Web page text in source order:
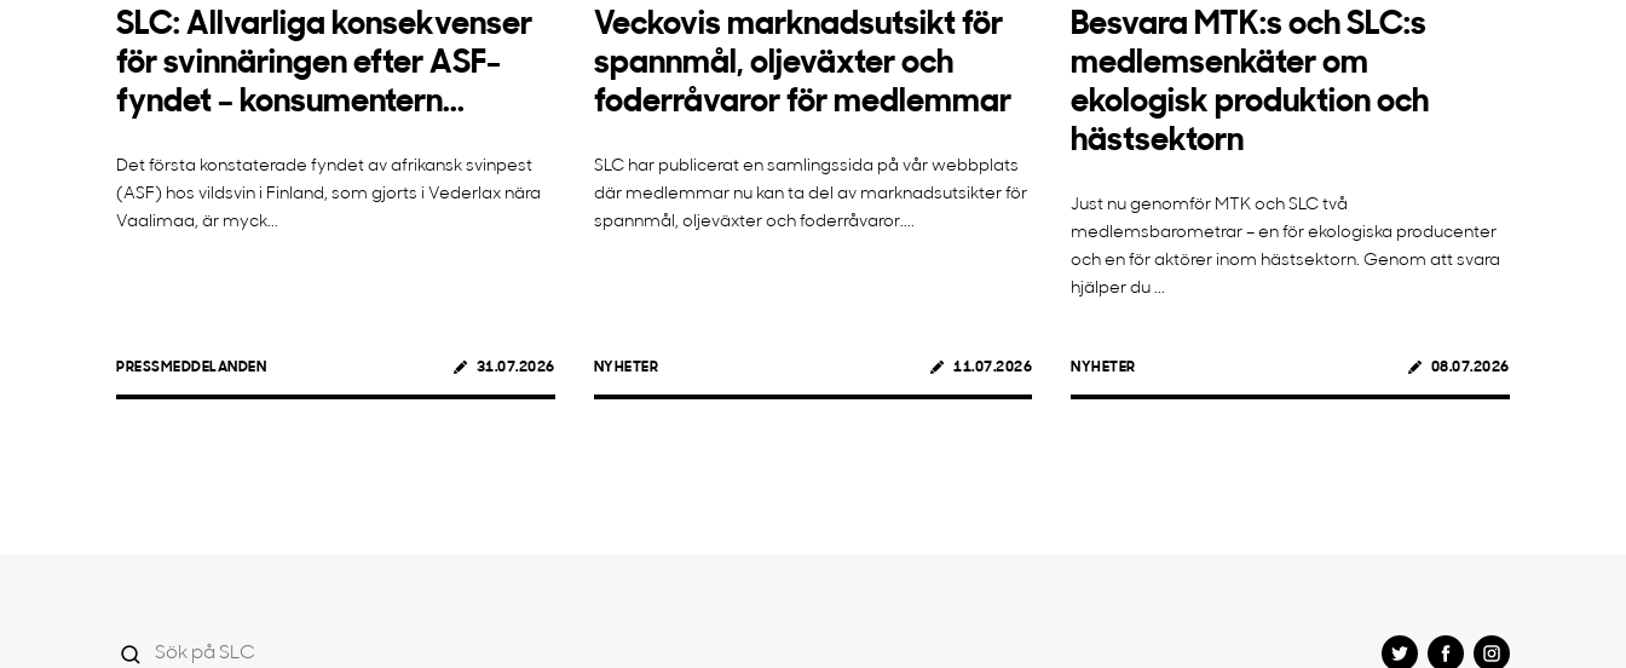
SLC: Allvarliga konsekvenser
för svinnäringen efter ASF-
fyndet – konsumentern...
Det första konstaterade fyndet av afrikansk svinpest
(ASF) hos vildsvin i Finland, som gjorts i Vederlax nära
Vaalimaa, är myck...
PRESSMEDDELANDEN 31.07.2026
Veckovis marknadsutsikt för
spannmål, oljeväxter och
foderråvaror för medlemmar
SLC har publicerat en samlingssida på vår webbplats
där medlemmar nu kan ta del av marknadsutsikter för
spannmål, oljeväxter och foderråvaror....
NYHETER 11.07.2026
Besvara MTK:s och SLC:s
medlemsenkäter om
ekologisk produktion och
hästsektorn
Just nu genomför MTK och SLC två
medlemsbarometrar – en för ekologiska producenter
och en för aktörer inom hästsektorn. Genom att svara
hjälper du ...
NYHETER 08.07.2026